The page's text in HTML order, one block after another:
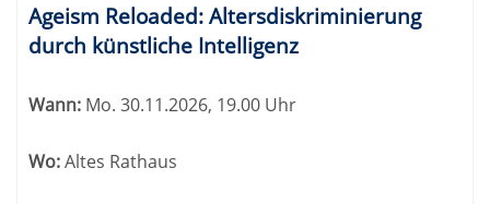
Ageism Reloaded: Altersdiskriminierung
durch künstliche Intelligenz
Wann: Mo. 30.11.2026, 19.00 Uhr
Wo:Altes Rathaus